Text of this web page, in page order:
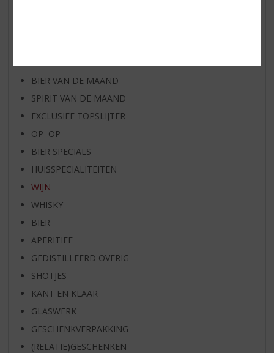
BIER VAN DE MAAND
SPIRIT VAN DE MAAND
EXCLUSIEF TOPSLIJTER
OP=OP
BIER SPECIALS
HUISSPECIALITEITEN
WIJN
WHISKY
BIER
APERITIEF
GEDISTILLEERD OVERIG
SHOTJES
KANT EN KLAAR
GLASWERK
GESCHENKVERPAKKING
(RELATIE)GESCHENKEN